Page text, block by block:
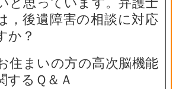
，後遺障害の相談に対応
か？
住まいの方の高次脳機能
するＱ＆Ａ